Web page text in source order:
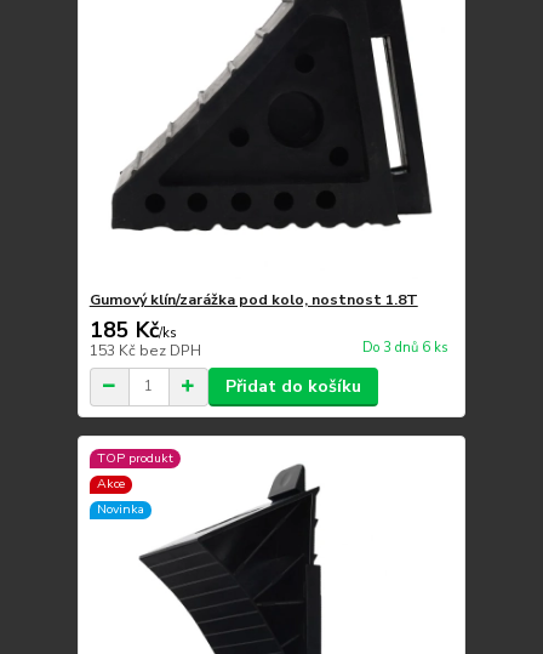
Gumový klín/zarážka pod kolo, nostnost 1.8T
185 Kč/ks
153 Kč bez DPH Do 3 dnů 6 ks
Přidat do košíku
TOP produkt
Akce
Novinka